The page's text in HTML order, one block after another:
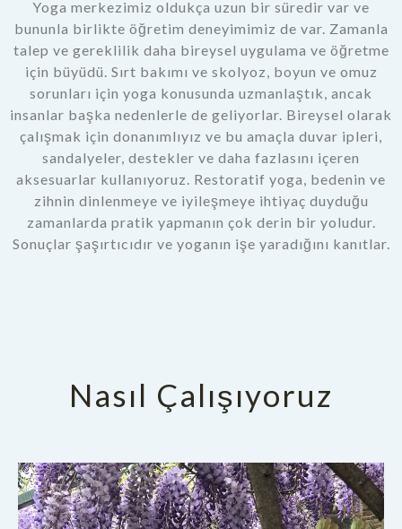
Yoga merkezimiz oldukça uzun bir süredir var ve
bununla birlikte öğretim deneyimimiz de var. Zamanla
talep ve gereklilik daha bireysel uygulama ve öğretme
için büyüdü. Sırt bakımı ve skolyoz, boyun ve omuz
sorunları için yoga konusunda uzmanlaştık, ancak
insanlar başka nedenlerle de geliyorlar. Bireysel olarak
çalışmak için donanımlıyız ve bu amaçla duvar ipleri,
sandalyeler, destekler ve daha fazlasını içeren
aksesuarlar kullanıyoruz. Restoratif yoga, bedenin ve
zihnin dinlenmeye ve iyileşmeye ihtiyaç duyduğu
zamanlarda pratik yapmanın çok derin bir yoludur.
Sonuçlar şaşırtıcıdır ve yoganın işe yaradığını kanıtlar.
Nasıl Çalışıyoruz